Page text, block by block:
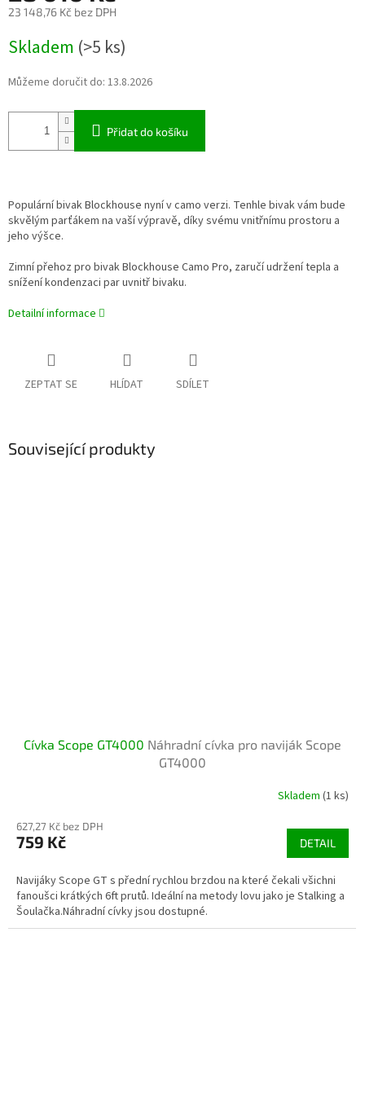
23 148,76 Kč bez DPH
cena:
Skladem (>5 ks)
Můžeme doručit do: 13.8.2026
Přidat do košíku
Populární bivak Blockhouse nyní v camo verzi. Tenhle bivak vám bude
skvělým parťákem na vaší výpravě, díky svému vnitřnímu prostoru a
jeho výšce.
Zimní přehoz pro bivak Blockhouse Camo Pro, zaručí udržení tepla a
snížení kondenzaci par uvnitř bivaku.
Detailní informace
ZEPTAT SE HLÍDAT SDÍLET
Související produkty
Cívka Scope GT4000 Náhradní cívka pro naviják Scope
GT4000
Skladem (1 ks)
627,27 Kč bez DPH
759 Kč DETAIL
Navijáky Scope GT s přední rychlou brzdou na které čekali všichni
fanoušci krátkých 6ft prutů. Ideální na metody lovu jako je Stalking a
Šoulačka.Náhradní cívky jsou dostupné.